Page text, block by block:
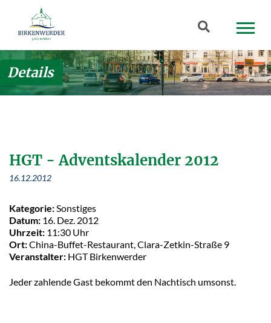
Zum Hauptinhalt springen
Suchbegriff
Details
HGT - Adventskalender 2012
16.12.2012
Kategorie: Sonstiges
Datum: 16. Dez. 2012
Uhrzeit: 11:30 Uhr
Ort:China-Buffet-Restaurant, Clara-Zetkin-Straße 9
Veranstalter: HGT Birkenwerder
Jeder zahlende Gast bekommt den Nachtisch umsonst.